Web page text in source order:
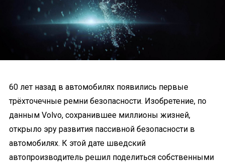
60 лет назад в автомобилях появились первые
трёхточечные ремни безопасности. Изобретение, по
данным Volvo, сохранившее миллионы жизней,
открыло эру развития пассивной безопасности в
автомобилях. К этой дате шведский
автопроизводитель решил поделиться собственными